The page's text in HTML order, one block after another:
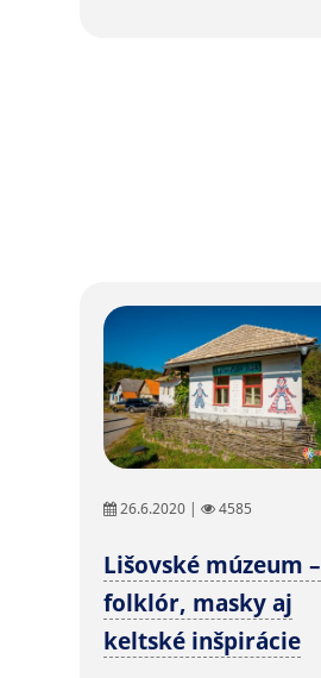
26.6.2020 | 4585
Lišovské múzeum –
folklór, masky aj
keltské inšpirácie